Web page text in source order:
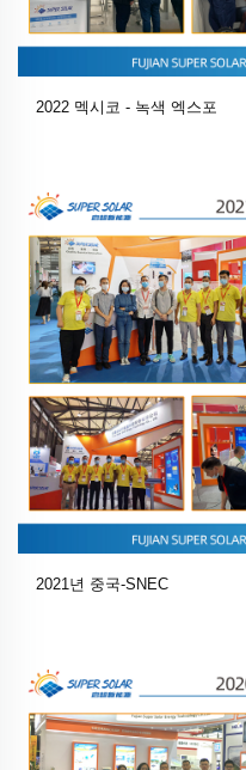
2022 멕시코 - 녹색 엑스포
2021년 중국-SNEC